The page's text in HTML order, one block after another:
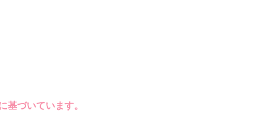
基づいています。